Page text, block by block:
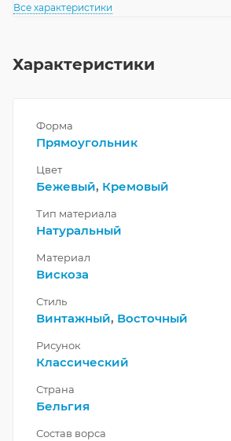
Все характеристики
Характеристики
Форма
Прямоугольник
Цвет
Бежевый, Кремовый
Тип материала
Натуральный
Материал
Вискоза
Стиль
Винтажный, Восточный
Рисунок
Классический
Страна
Бельгия
Состав ворса